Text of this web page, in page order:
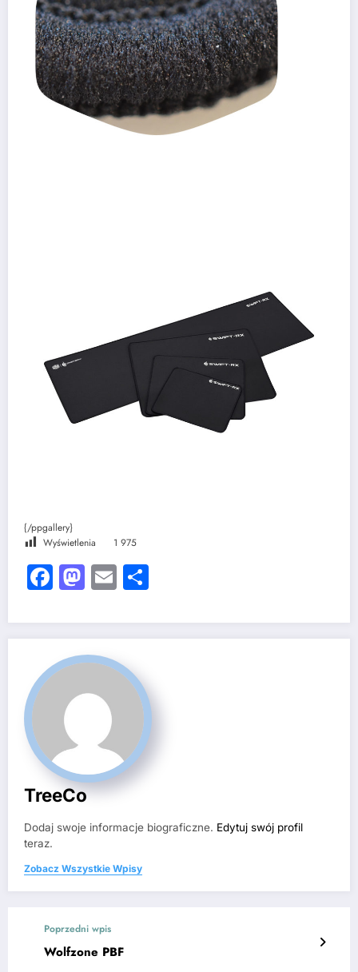
{/ppgallery}
Wyświetlenia
1 975
Facebook
Mastodon
Email
TreeCo
Dodaj swoje informacje biograficzne. Edytuj swój profil
teraz.
Zobacz Wszystkie Wpisy
Poprzedni wpis
Wolfzone PBF